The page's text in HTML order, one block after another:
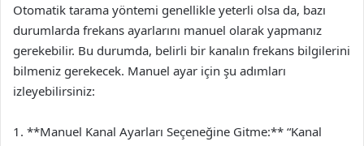
Otomatik tarama yöntemi genellikle yeterli olsa da, bazı
durumlarda frekans ayarlarını manuel olarak yapmanız
gerekebilir. Bu durumda, belirli bir kanalın frekans bilgilerini
bilmeniz gerekecek. Manuel ayar için şu adımları
izleyebilirsiniz:
1. **Manuel Kanal Ayarları Seçeneğine Gitme:** “Kanal